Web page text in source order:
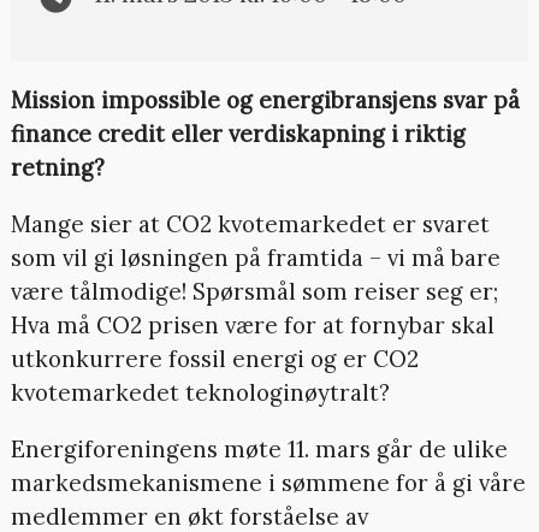
Mission impossible og energibransjens svar på
finance credit eller verdiskapning i riktig
retning?
Mange sier at CO2 kvotemarkedet er svaret
som vil gi løsningen på framtida – vi må bare
være tålmodige! Spørsmål som reiser seg er;
Hva må CO2 prisen være for at fornybar skal
utkonkurrere fossil energi og er CO2
kvotemarkedet teknologinøytralt?
Energiforeningens møte 11. mars går de ulike
markedsmekanismene i sømmene for å gi våre
medlemmer en økt forståelse av